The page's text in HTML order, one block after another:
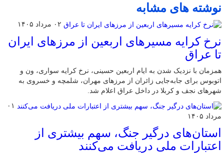
نوشته های مشابه
۰۲ مرداد ۱۴۰۵
نرخ کرایه مسیرهای اربعین از مرزهای ایران
تا عراق
همزمان با نزدیک شدن به ایام اربعین حسینی، نرخ کرایه سواری، ون و
اتوبوس برای جابه‌جایی زائران از مرزهای مهران، شلمچه و خسروی به
شهرهای نجف و کربلا در داخل عراق اعلام شد.
۰۱
مرداد ۱۴۰۵
استان‌های درگیر جنگ، سهم بیشتری از
اعتبارات ملی دریافت می‌کنند